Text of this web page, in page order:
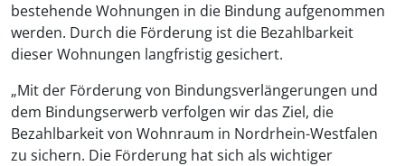
bestehende Wohnungen in die Bindung aufgenommen
werden. Durch die Förderung ist die Bezahlbarkeit
dieser Wohnungen langfristig gesichert.
„Mit der Förderung von Bindungsverlängerungen und
dem Bindungserwerb verfolgen wir das Ziel, die
Bezahlbarkeit von Wohnraum in Nordrhein-Westfalen
zu sichern. Die Förderung hat sich als wichtiger